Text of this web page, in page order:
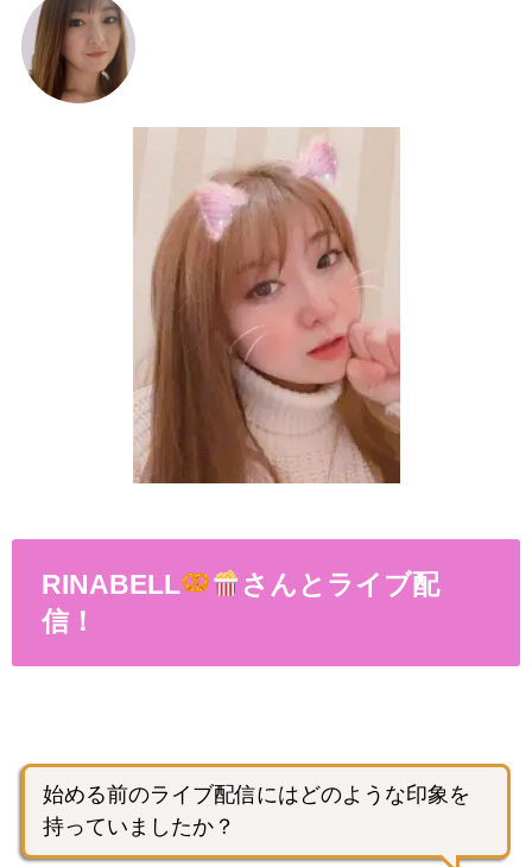
RINABELL
さんとライブ配
信！
始める前のライブ配信にはどのような印象を
持っていましたか？